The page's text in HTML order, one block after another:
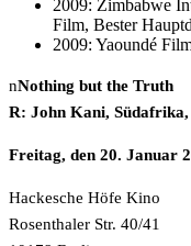
2009: Zimbabwe
Film, Bester
2009: Yaoundé
nNothing but the Truth
R: John Kani,
Freitag, den 20. Januar
Hackesche Höfe Kino
Rosenthaler Str. 40/41